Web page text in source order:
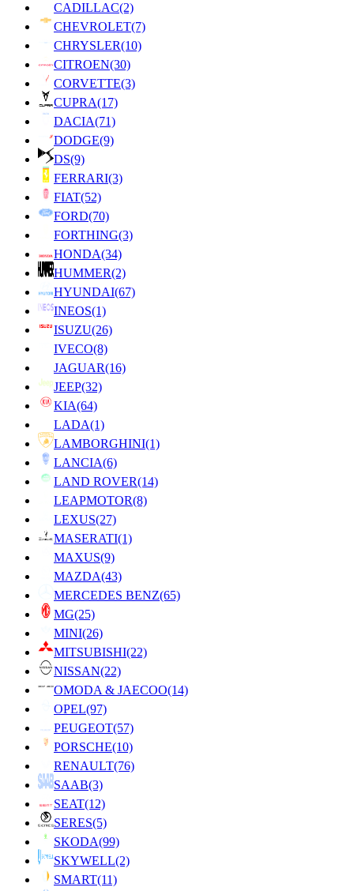
CADILLAC(2)
CHEVROLET(7)
CHRYSLER(10)
CITROEN(30)
CORVETTE(3)
CUPRA(17)
DACIA(71)
DODGE(9)
DS(9)
FERRARI(3)
FIAT(52)
FORD(70)
FORTHING(3)
HONDA(34)
HUMMER(2)
HYUNDAI(67)
INEOS(1)
ISUZU(26)
IVECO(8)
JAGUAR(16)
JEEP(32)
KIA(64)
LADA(1)
LAMBORGHINI(1)
LANCIA(6)
LAND ROVER(14)
LEAPMOTOR(8)
LEXUS(27)
MASERATI(1)
MAXUS(9)
MAZDA(43)
MERCEDES BENZ(65)
MG(25)
MINI(26)
MITSUBISHI(22)
NISSAN(22)
OMODA & JAECOO(14)
OPEL(97)
PEUGEOT(57)
PORSCHE(10)
RENAULT(76)
SAAB(3)
SEAT(12)
SERES(5)
SKODA(99)
SKYWELL(2)
SMART(11)